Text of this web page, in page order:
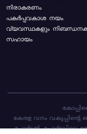
നിരാകരണം
പകർപ്പവകാശ നയം
വ്യവസ്ഥകളും
സഹായം
കേരള വനം വകുപ്പിന്റെ
പോർട്ടൽ. പോർട്ടലിലെ